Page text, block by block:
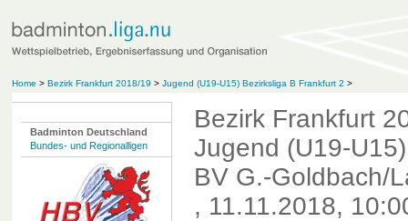
Home > Bezirk Frankfurt 2018/19 > Jugend (U19-U15) Bezirksliga B Frankfurt 2 >
Badminton Deutschland
Bundes- und Regionalligen
Bezirk Frankfurt
Jugend (U19-
BV G.-Goldbach/
, 11.11.2018,